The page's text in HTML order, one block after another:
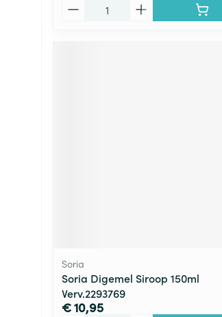
Soria
Soria Digemel Siroop 150ml
Verv.2293769
€ 10,95